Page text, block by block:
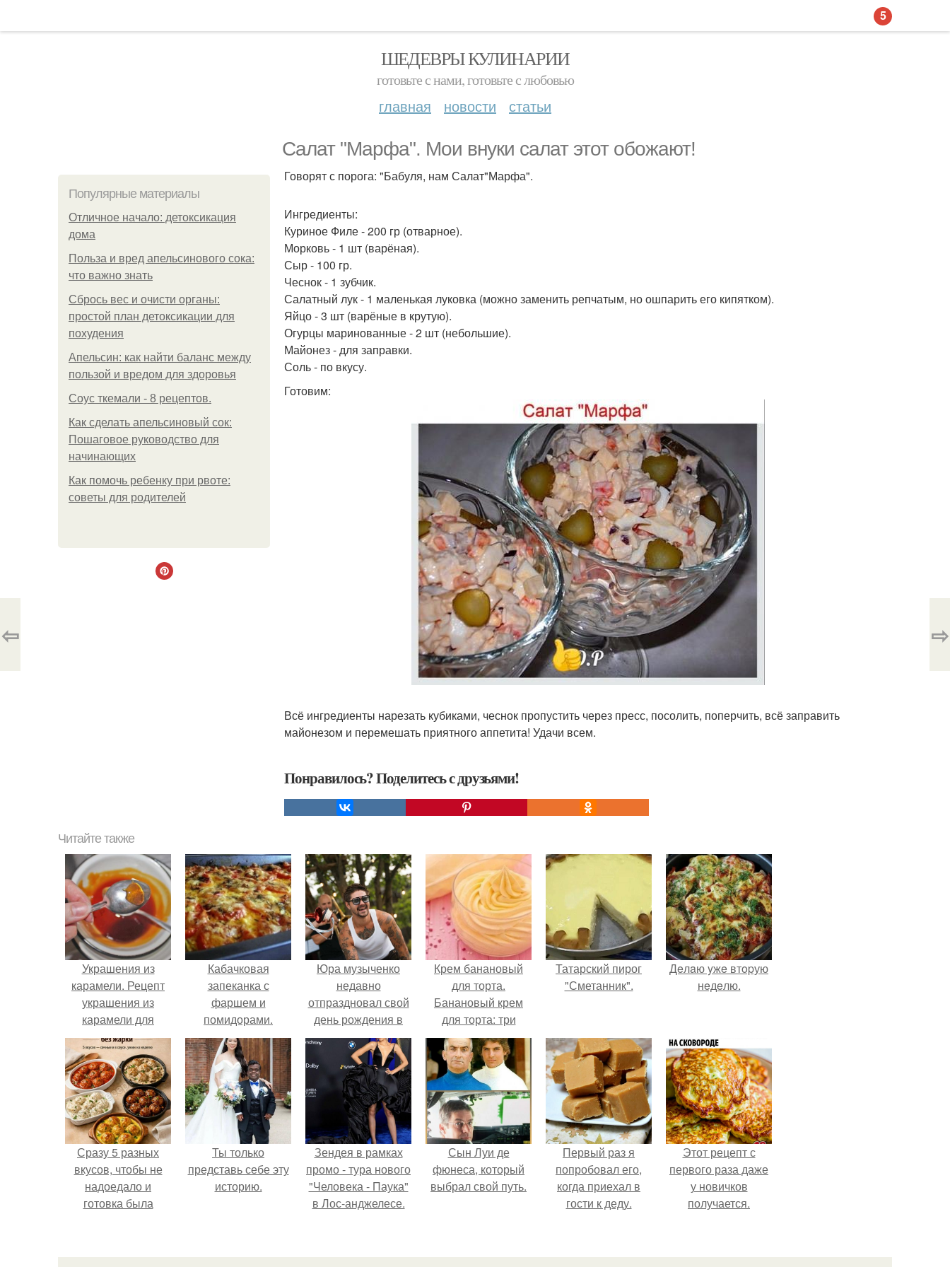
ШЕДЕВРЫ КУЛИНАРИИ
готовьте с нами, готовьте с любовью
главная новости статьи
Салат "Марфа". Мои внуки салат этот обожают!
Популярные материалы
Отличное начало: детоксикация
дома
Польза и вред апельсинового сока:
что важно знать
Сбрось вес и очисти органы:
простой план детоксикации для
похудения
Апельсин: как найти баланс между
пользой и вредом для здоровья
Соус ткемали - 8 рецептов.
Как сделать апельсиновый сок:
Пошаговое руководство для
начинающих
Как помочь ребенку при рвоте:
советы для родителей
Говорят с порога: "Бабуля, нам Салат"Марфа".
Ингредиенты:
Куриное Филе - 200 гр (отварное).
Морковь - 1 шт (варёная).
Сыр - 100 гр.
Чеснок - 1 зубчик.
Салатный лук - 1 маленькая луковка (можно заменить репчатым, но ошпарить его кипятком).
Яйцо - 3 шт (варёные в крутую).
Огурцы маринованные - 2 шт (небольшие).
Майонез - для заправки.
Соль - по вкусу.
Готовим:
Всё ингредиенты нарезать кубиками, чеснок пропустить через пресс, посолить, поперчить, всё заправить
майонезом и перемешать приятного аппетита! Удачи всем.
Понравилось? Поделитесь с друзьями!
⇦ ⇨
Читайте также
Украшения из
карамели. Рецепт
украшения из
карамели для
тортов и пирожных.
Кабачковая
запеканка с
фаршем и
помидорами.
Юра музыченко
недавно
отпраздновал свой
день рождения в
кругу самых
близких и родных
людей.
Крем банановый
для торта.
Банановый крем
для торта: три
рецепта как
приготовить.
Татарский пирог
"Сметанник".
Дeлaю yжe втopую
нeдeлю.
Сразу 5 разных
вкусов, чтобы не
надоедало и
готовка была
Ты только
представь себе эту
историю.
Зендея в рамках
промо - тура нового
"Человека - Паука"
в Лос-анджелесе.
Сын Луи де
фюнеса, который
выбрал свой путь.
Первый раз я
попробовал его,
когда приехал в
гости к деду.
Этот рецепт с
первого раза даже
у новичков
получается.
5